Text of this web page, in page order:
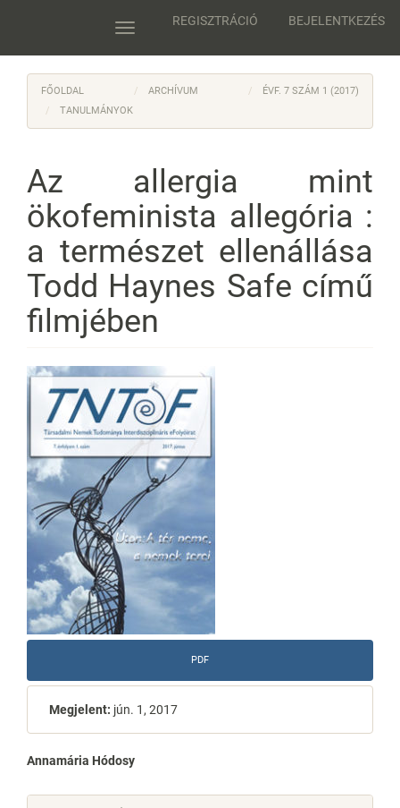
REGISZTRÁCIÓ BEJELENTKEZÉS
Toggle
FŐOLDAL ARCHÍVUM
ÉVF. 7 SZÁM 1 (2017)
TANULMÁNYOK
Az allergia mint
ökofeminista allegória :
a természet ellenállása
Todd Haynes Safe című
filmjében
Article
Sidebar
PDF
Megjelent: jún. 1, 2017
Main
Article
Annamária Hódosy